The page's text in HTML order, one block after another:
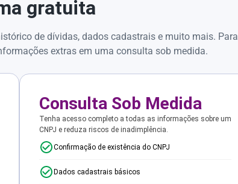
gratuita
de dívidas, dados cadastrais e muito mais. Para
extras em uma consulta sob medida.
Consulta Sob Medida
Tenha acesso completo a todas as informações sobre um
CNPJ e reduza riscos de inadimplência.
Confirmação de existência do CNPJ
Dados cadastrais básicos